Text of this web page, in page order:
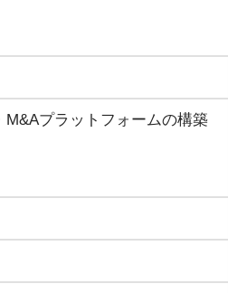
プラットフォームの構築